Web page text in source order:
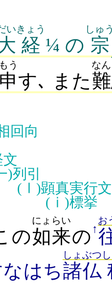
い
経
きょう
¼ の 宗
しゅ
申
もう
す､ また難
なん
回向
)列引
(Ⅰ)顕真実行文
(ⅰ)標挙
の如来
にょらい
の ↑
お
はち諸仏
しょぶつ